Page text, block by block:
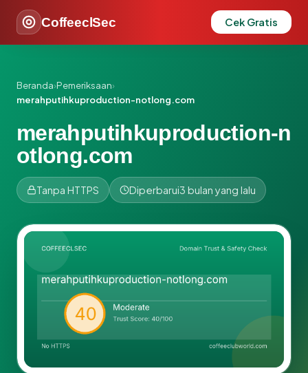
CoffeeclSec Cek Gratis
Beranda›Pemeriksaan›
merahputihkuproduction-notlong.com
merahputihkuproduction-n
otlong.com
Tanpa HTTPS Diperbarui3 bulan yang lalu